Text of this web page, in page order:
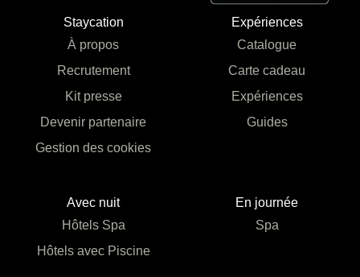
Staycation
À propos
Recrutement
Kit presse
Devenir partenaire
Gestion des cookies
Expériences
Catalogue
Carte cadeau
Expériences
Guides
Avec nuit
Hôtels Spa
Hôtels avec Piscine
En journée
Spa